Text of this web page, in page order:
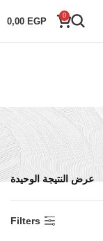
0
0,00 EGP
عرض النتيجة الوحيدة
Filters